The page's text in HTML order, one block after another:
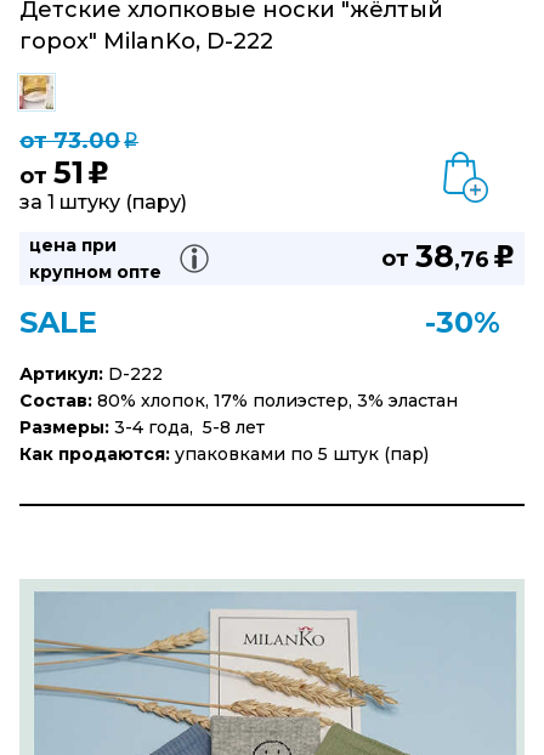
Детские хлопковые носки "жёлтый
горох" MilanKo, D-222
от 73.00q
от 51 u
за 1 штуку (пару)
цена при
крупном опте
от 38,76 u
SALE -30%
Артикул: D-222
Состав: 80% хлопок, 17% полиэстер, 3% эластан
Размеры: 3-4 года, 5-8 лет
Как продаются: упаковками по 5 штук (пар)